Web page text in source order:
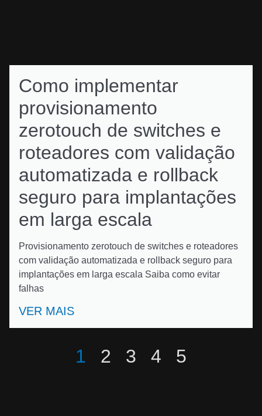
Como implementar
provisionamento
zerotouch de switches e
roteadores com validação
automatizada e rollback
seguro para implantações
em larga escala
Provisionamento zerotouch de switches e roteadores
com validação automatizada e rollback seguro para
implantações em larga escala Saiba como evitar
falhas
VER MAIS
1 2 3 4 5